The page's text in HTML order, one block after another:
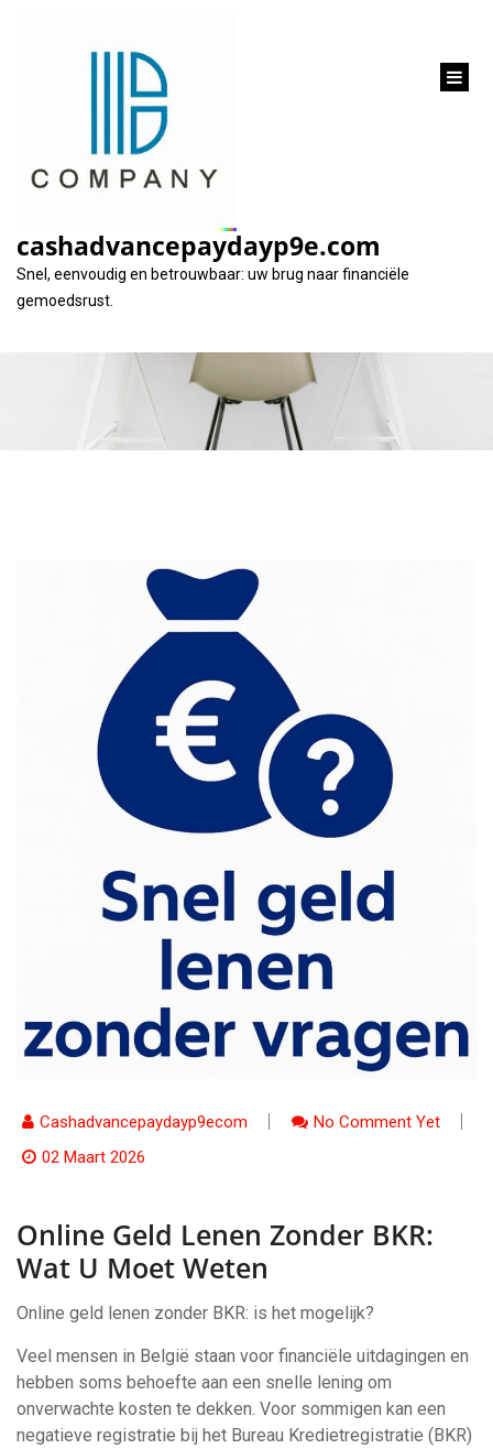
cashadvancepaydayp9e.com
Snel, eenvoudig en betrouwbaar: uw brug naar financiële
gemoedsrust.
Online geld lenen
zonder BKR: Wat u
moet weten
Cashadvancepaydayp9ecom
No Comment Yet
02 Maart 2026
Online Geld Lenen Zonder BKR:
Wat U Moet Weten
Online geld lenen zonder BKR: is het mogelijk?
Veel mensen in België staan voor financiële uitdagingen en
hebben soms behoefte aan een snelle lening om
onverwachte kosten te dekken. Voor sommigen kan een
negatieve registratie bij het Bureau Kredietregistratie (BKR)